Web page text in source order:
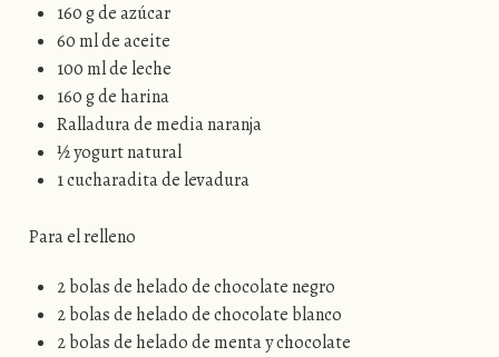
160 g de azúcar
60 ml de aceite
100 ml de leche
160 g de harina
Ralladura de media naranja
½ yogurt natural
1 cucharadita de levadura
Para el relleno
2 bolas de helado de chocolate negro
2 bolas de helado de chocolate blanco
2 bolas de helado de menta y chocolate